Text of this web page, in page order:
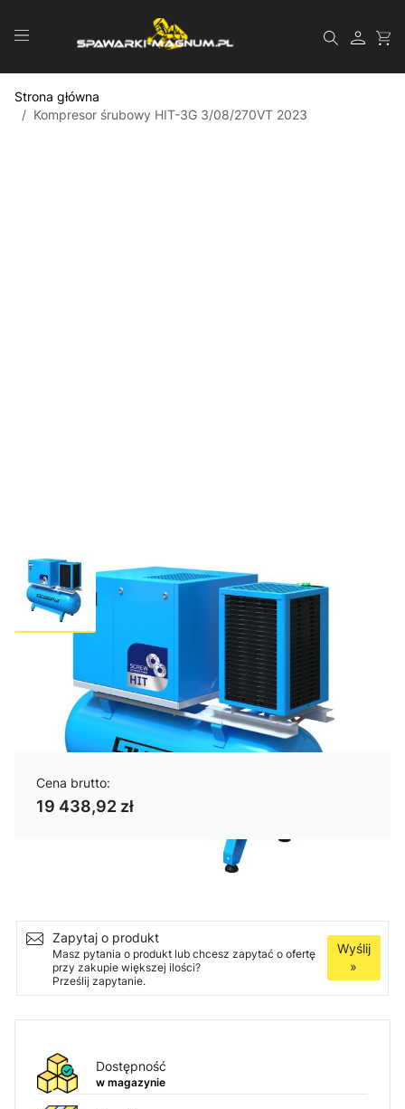
Szukaj
Strona główna
/ Kompresor śrubowy HIT-3G 3/08/270VT 2023
Kompresor śrubowy HIT-3G
3/08/270VT 2023
Cena brutto:
19 438,92 zł
Dodaj do koszyka
Zapytaj o produkt
Masz pytania o produkt lub chcesz zapytać o ofertę
przy zakupie większej ilości?
Prześlij zapytanie.
Wyślij
»
Dostępność
w magazynie